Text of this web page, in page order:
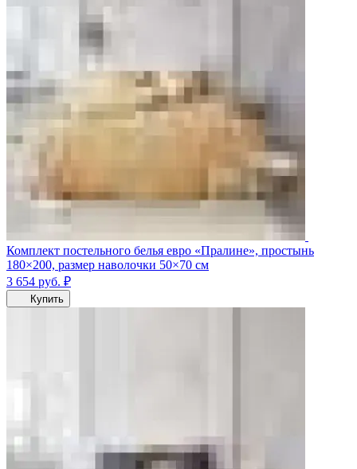
Комплект постельного белья евро «Пралине», простынь
180×200, размер наволочки 50×70 см
3 654 руб. ₽
Купить